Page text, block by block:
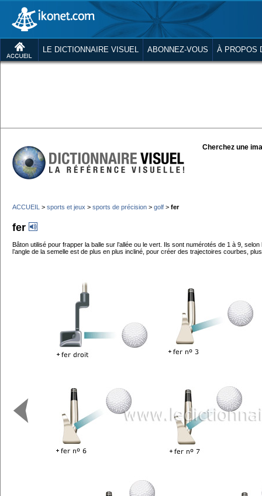
LE DICTIONNAIRE VISUEL ABONNEZ-VOUS À PROPOS
Cherchez une
ACCUEIL > sports et jeux > sports de précision > golf > fer
fer
Bâton utilisé pour frapper la balle sur l’allée ou le vert. Ils sont numérotés de 1 à 9,
l’angle de la semelle est de plus en plus incliné, pour créer des trajectoires courbes,